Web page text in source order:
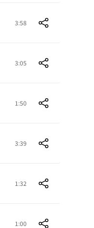
3:58
3:05
1:50
3:39
1:32
1:00